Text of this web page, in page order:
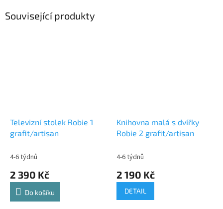
Související produkty
Televizní stolek Robie 1
grafit/artisan
4-6 týdnů
2 390 Kč
Do košíku
Knihovna malá s dvířky
Robie 2 grafit/artisan
4-6 týdnů
2 190 Kč
DETAIL